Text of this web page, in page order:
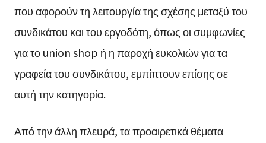
που αφορούν τη λειτουργία της σχέσης μεταξύ του
συνδικάτου και του εργοδότη, όπως οι συμφωνίες
για το union shop ή η παροχή ευκολιών για τα
γραφεία του συνδικάτου, εμπίπτουν επίσης σε
αυτή την κατηγορία.
Από την άλλη πλευρά, τα προαιρετικά θέματα